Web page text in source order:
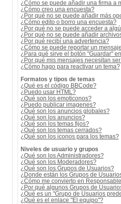
¿Cómo se puede añadir una firma a
¿Cómo creo una encuesta?
¿Por qué no se puede añadir más
¿Cómo edito o borro una encuesta?
¿Por qué no se puede acceder a
¿Por qué no se puede añadir
¿Por qué recibí una advertencia?
¿Cómo se puede reportar un
¿Para qué sirve el botón "Guardar"
¿Por qué mis mensajes necesitan
¿Cómo hago para reactivar un tema?
Formatos y tipos de temas
¿Qué es el código BBCode?
¿Puedo usar HTML?
¿Qué son los emoticonos?
¿Puedo publicar imagenes?
¿Qué son los anuncios globales?
¿Qué son los anuncios?
¿Qué son los temas fijos?
¿Qué son los temas cerrados?
¿Qué son los iconos para los temas?
Niveles de usuario y grupos
¿Qué son los Administradores?
¿Qué son los Moderadores?
¿Qué son los Grupos de Usuarios?
¿Donde están los Grupos de
¿Cómo me convierto en
¿Por qué algunos Grupos de
¿Qué es un "Grupo de Usuarios
¿Qué es el enlace "El equipo"?